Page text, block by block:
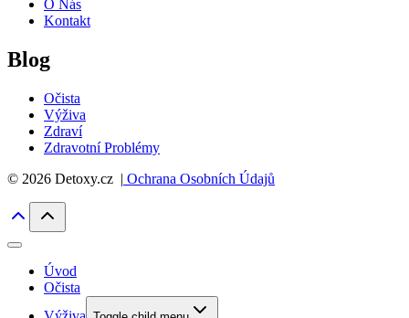
O Nás
Kontakt
Blog
Očista
Výživa
Zdraví
Zdravotní Problémy
© 2026 Detoxy.cz | Ochrana Osobních Údajů
Úvod
Očista